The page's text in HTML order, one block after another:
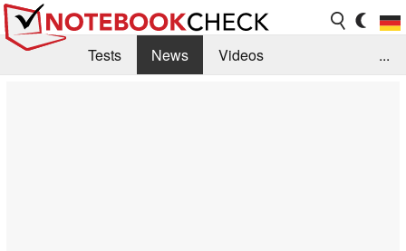
Tests News
Videos
...